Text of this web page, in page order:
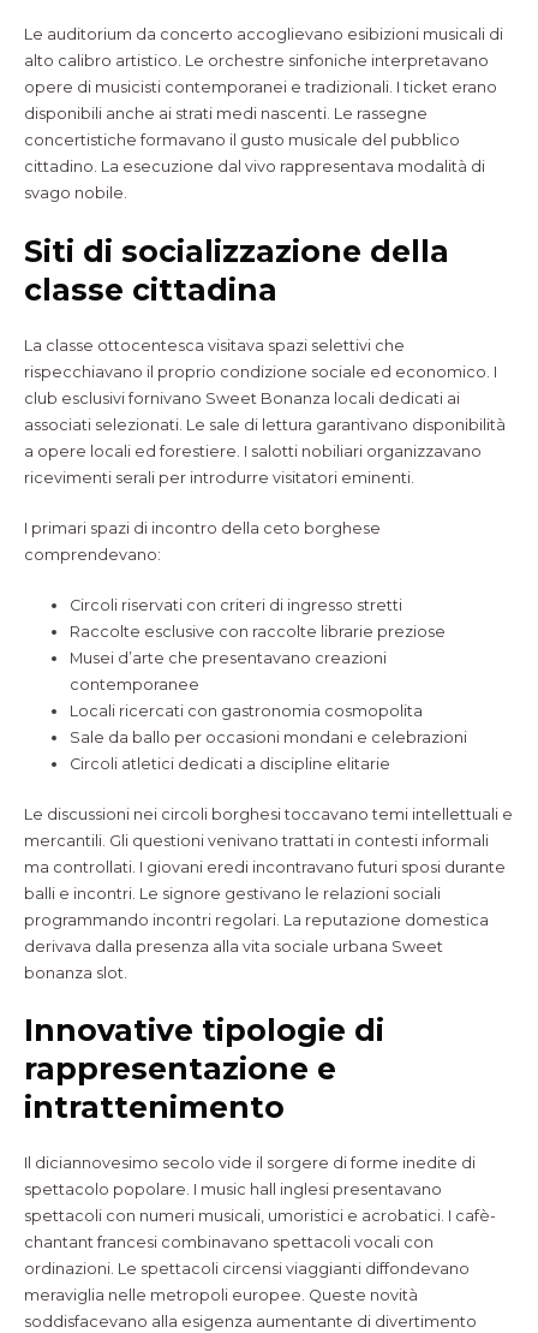
Le auditorium da concerto accoglievano esibizioni musicali di
alto calibro artistico. Le orchestre sinfoniche interpretavano
opere di musicisti contemporanei e tradizionali. I ticket erano
disponibili anche ai strati medi nascenti. Le rassegne
concertistiche formavano il gusto musicale del pubblico
cittadino. La esecuzione dal vivo rappresentava modalità di
svago nobile.
Siti di socializzazione della
classe cittadina
La classe ottocentesca visitava spazi selettivi che
rispecchiavano il proprio condizione sociale ed economico. I
club esclusivi fornivano Sweet Bonanza locali dedicati ai
associati selezionati. Le sale di lettura garantivano disponibilità
a opere locali ed forestiere. I salotti nobiliari organizzavano
ricevimenti serali per introdurre visitatori eminenti.
I primari spazi di incontro della ceto borghese
comprendevano:
Circoli riservati con criteri di ingresso stretti
Raccolte esclusive con raccolte librarie preziose
Musei d’arte che presentavano creazioni
contemporanee
Locali ricercati con gastronomia cosmopolita
Sale da ballo per occasioni mondani e celebrazioni
Circoli atletici dedicati a discipline elitarie
Le discussioni nei circoli borghesi toccavano temi intellettuali e
mercantili. Gli questioni venivano trattati in contesti informali
ma controllati. I giovani eredi incontravano futuri sposi durante
balli e incontri. Le signore gestivano le relazioni sociali
programmando incontri regolari. La reputazione domestica
derivava dalla presenza alla vita sociale urbana Sweet
bonanza slot.
Innovative tipologie di
rappresentazione e
intrattenimento
Il diciannovesimo secolo vide il sorgere di forme inedite di
spettacolo popolare. I music hall inglesi presentavano
spettacoli con numeri musicali, umoristici e acrobatici. I cafè-
chantant francesi combinavano spettacoli vocali con
ordinazioni. Le spettacoli circensi viaggianti diffondevano
meraviglia nelle metropoli europee. Queste novità
soddisfacevano alla esigenza aumentante di divertimento